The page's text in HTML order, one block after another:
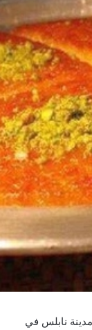
نابلس في